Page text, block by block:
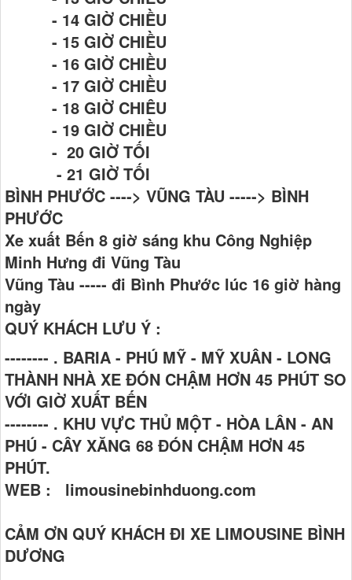
- 14 GIỜ CHIỀU
- 15 GIỜ CHIỀU
- 16 GIỜ CHIỀU
- 17 GIỜ CHIỀU
- 18 GIỜ CHIÊU
- 19 GIỜ CHIỀU
- 20 GIỜ TỐI
- 21 GIỜ TỐI
BÌNH PHƯỚC ----> VŨNG TÀU -----> BÌNH
PHƯỚC
Xe xuất Bến 8 giờ sáng khu Công Nghiệp
Minh Hưng đi Vũng Tàu
Vũng Tàu ----- đi Bình Phước lúc 16 giờ hàng
ngày
QUÝ KHÁCH LƯU Ý :
-------- . BARIA - PHÚ MỸ - MỸ XUÂN - LONG
THÀNH NHÀ XE ĐÓN CHẬM HƠN 45 PHÚT SO
VỚI GIỜ XUẤT BẾN
-------- . KHU VỰC THỦ MỘT - HÒA LÂN - AN
PHÚ - CÂY XĂNG 68 ĐÓN CHẬM HƠN 45
PHÚT.
WEB : limousinebinhduong.com
CẢM ƠN QUÝ KHÁCH ĐI XE LIMOUSINE BÌNH
DƯƠNG